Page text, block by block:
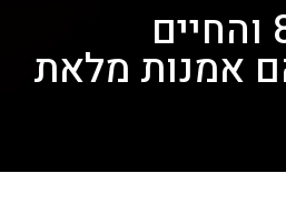
היא בת 85 והחיים
אמנות מלאת